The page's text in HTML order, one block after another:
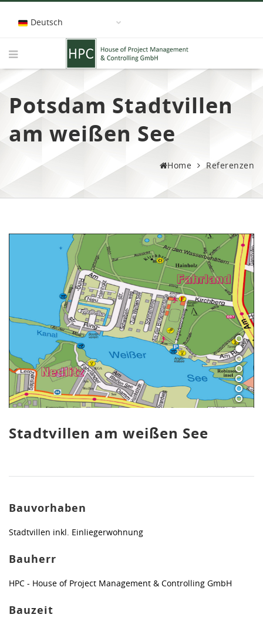
Deutsch
Potsdam Stadtvillen
am weißen See
Home Referenzen
Stadtvillen am weißen See
Bauvorhaben
Stadtvillen inkl. Einliegerwohnung
Bauherr
HPC - House of Project Management & Controlling GmbH
Bauzeit